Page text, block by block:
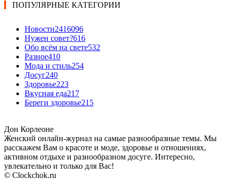
ПОПУЛЯРНЫЕ КАТЕГОРИИ
Новости2416096
Нужен совет?616
Обо всём на свете532
Разное410
Мода и стиль254
Досуг240
Здоровье223
Вкусная еда217
Береги здоровье215
Дон Корлеоне
Женский онлайн-журнал на самые разнообразные темы. Мы
расскажем Вам о красоте и моде, здоровье и отношениях,
активном отдыхе и разнообразном досуге. Интересно,
увлекательно и только для Вас!
© Clockchok.ru